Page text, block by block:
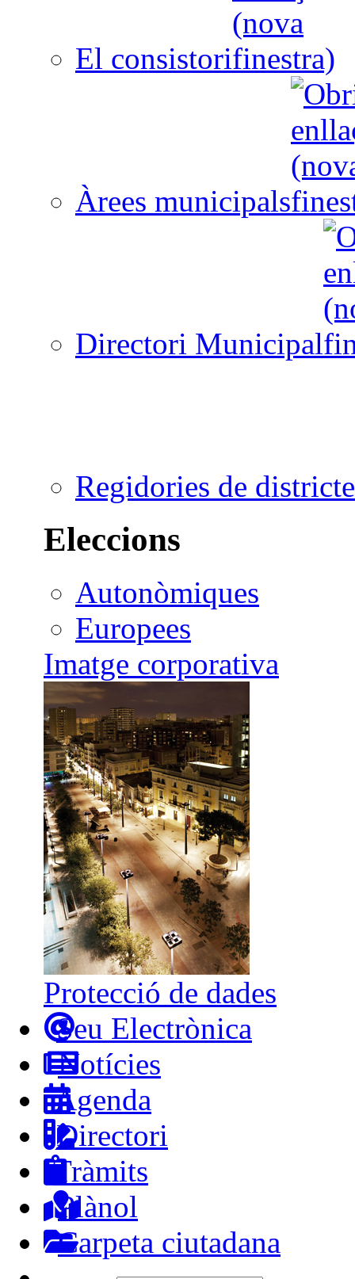
El consistori
Àrees municipals
Directori Municipal
Regidories de districte
Eleccions
Autonòmiques
Europees
Imatge corporativa
Protecció de dades
Seu Electrònica
Notícies
Agenda
Directori
Tràmits
Plànol
Carpeta ciutadana